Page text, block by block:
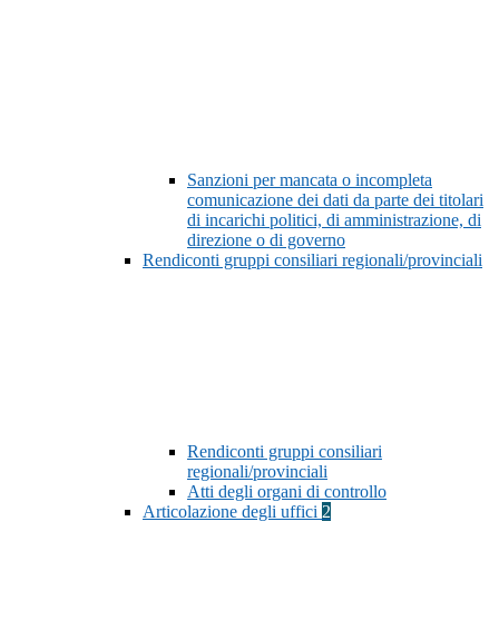
Sanzioni per mancata o incompleta
comunicazione dei dati da parte dei titolari
di incarichi politici, di amministrazione, di
direzione o di governo
Rendiconti gruppi consiliari regionali/provinciali
Rendiconti gruppi consiliari
regionali/provinciali
Atti degli organi di controllo
Articolazione degli uffici 2